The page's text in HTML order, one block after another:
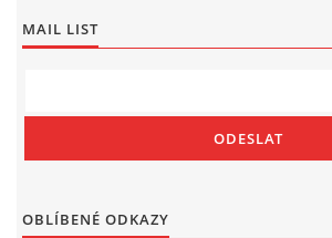
MAIL LIST
OBLÍBENÉ ODKAZY